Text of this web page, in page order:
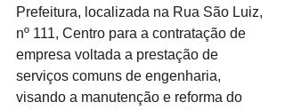
Prefeitura, localizada na Rua São Luiz,
nº 111, Centro para a contratação de
empresa voltada a prestação de
serviços comuns de engenharia,
visando a manutenção e reforma do